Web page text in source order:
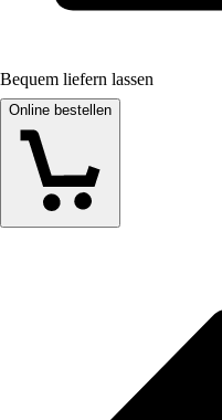
Bequem liefern lassen
Online bestellen